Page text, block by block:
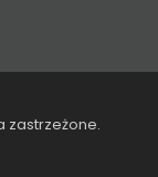
zastrzeżone.